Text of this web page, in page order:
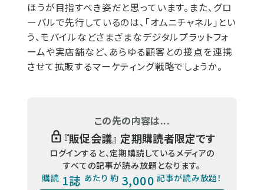
ほうが目指すべき姿だと思っています。また、グロ
ーバルで先行しているのは、「オムニチャネル」とい
う、モバイルなどさまざまなデジタルプラットフォ
ームや実店舗など、あらゆる顧客との接点を連携
させて拡販するマーケティング戦略でしょうか。
この先の内容は...
『販促会議』 定期購読者限定です
ログインすると、定期購読しているメディアの
すべての記事が読み放題となります。
購読 1誌 あたり 約 3,000 記事が読み放題！